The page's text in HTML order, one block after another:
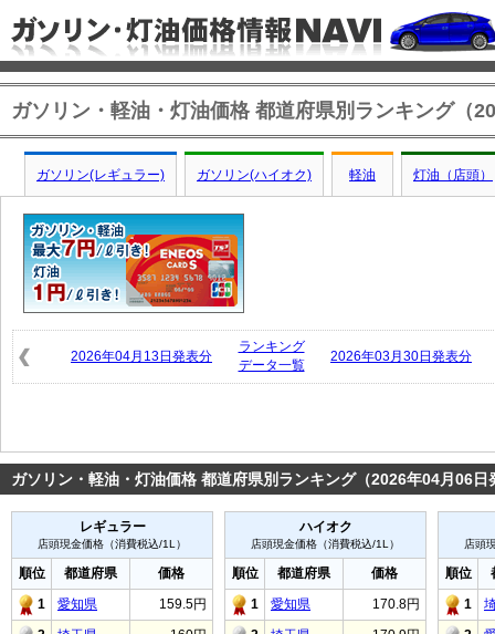
ガソリン・軽油・灯油価格 都道府県別ランキング（
ガソリン(レギュラー) ガソリン(ハイオク) 軽油 灯油（店頭）
2026年04月13日発表分
ランキング
データ一覧
2026年03月30日発表分
ガソリン・軽油・灯油価格 都道府県別ランキング（2026年04月06日
レギュラー
店頭現金価格（消費税込/1L）
順位 都道府県
価格
1
愛知県
159.5円
ハイオク
店頭現金価格（消費税込/1L）
順位 都道府県
価格
1
愛知県
170.8円
店頭
順位
1